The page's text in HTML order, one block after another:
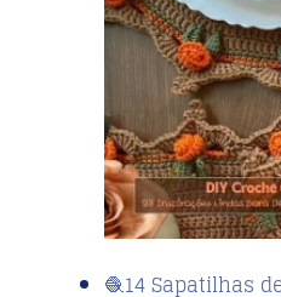
🧶14 Sapatilhas